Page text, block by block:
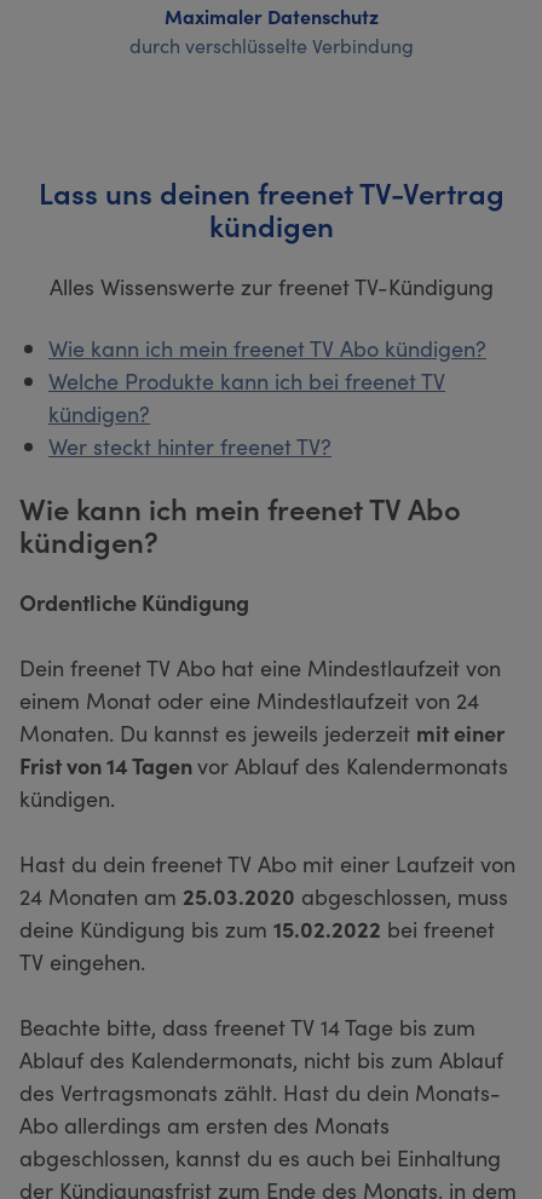
Maximaler Datenschutz
durch verschlüsselte Verbindung
Lass uns deinen freenet TV-Vertrag
kündigen
Alles Wissenswerte zur freenet TV-Kündigung
Wie kann ich mein freenet TV Abo kündigen?
Welche Produkte kann ich bei freenet TV
kündigen?
Wer steckt hinter freenet TV?
Wie kann ich mein freenet TV Abo
kündigen?
Ordentliche Kündigung
Dein freenet TV Abo hat eine Mindestlaufzeit von
einem Monat oder eine Mindestlaufzeit von 24
Monaten. Du kannst es jeweils jederzeit mit einer
Frist von 14 Tagenvor Ablauf des Kalendermonats
kündigen.
Hast du dein freenet TV Abo mit einer Laufzeit von
24 Monaten am 25.03.2020 abgeschlossen, muss
deine Kündigung bis zum 15.02.2022 bei freenet
TV eingehen.
Beachte bitte, dass freenet TV 14 Tage bis zum
Ablauf des Kalendermonats, nicht bis zum Ablauf
des Vertragsmonats zählt. Hast du dein Monats-
Abo allerdings am ersten des Monats
abgeschlossen, kannst du es auch bei Einhaltung
der Kündigungsfrist zum Ende des Monats, in dem